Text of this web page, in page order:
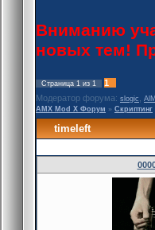
Вниманию
новых тем!
Страница 1 из 1
1
Модератор форума: slogic
AMX Mod X Форум » Скриптинг
timeleft